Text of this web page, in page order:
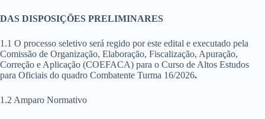
DAS DISPOSIÇÕES PRELIMINARES
1.1 O processo seletivo será regido por este edital e executado pela
Comissão de Organização, Elaboração, Fiscalização, Apuração,
Correção e Aplicação (COEFACA) para o Curso de Altos Estudos
para Oficiais do quadro Combatente Turma 16/2026.
1.2 Amparo Normativo